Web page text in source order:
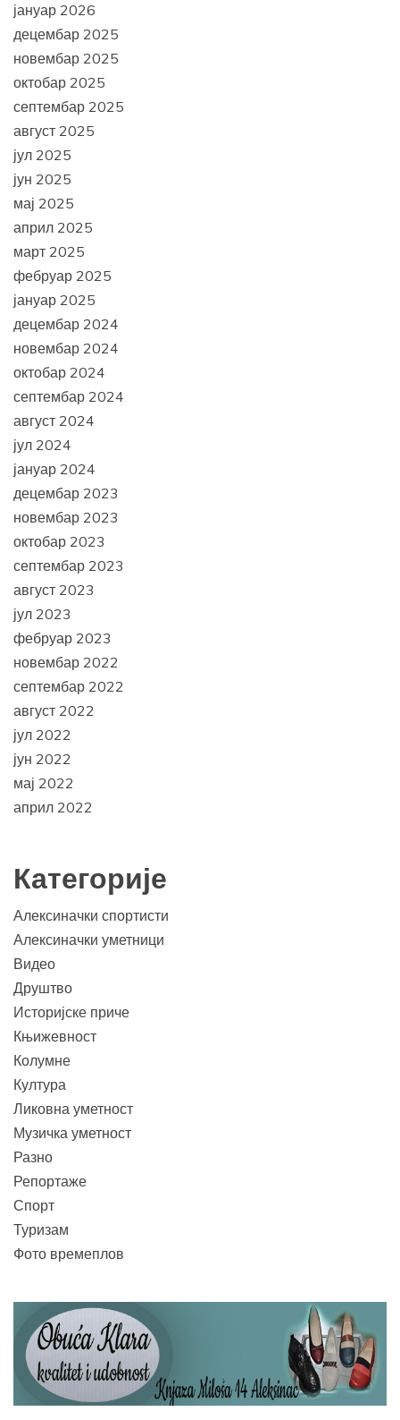
јануар 2026
децембар 2025
новембар 2025
октобар 2025
септембар 2025
август 2025
јул 2025
јун 2025
мај 2025
април 2025
март 2025
фебруар 2025
јануар 2025
децембар 2024
новембар 2024
октобар 2024
септембар 2024
август 2024
јул 2024
јануар 2024
децембар 2023
новембар 2023
октобар 2023
септембар 2023
август 2023
јул 2023
фебруар 2023
новембар 2022
септембар 2022
август 2022
јул 2022
јун 2022
мај 2022
април 2022
Категорије
Алексиначки спортисти
Алексиначки уметници
Видео
Друштво
Историјске приче
Књижевност
Колумне
Култура
Ликовна уметност
Музичка уметност
Разно
Репортаже
Спорт
Туризам
Фото времеплов